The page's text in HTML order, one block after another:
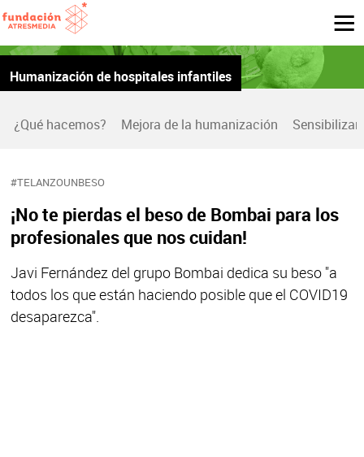
Humanización de hospitales infantiles
¿Qué hacemos? Mejora de la humanización Sensibilizar
#TELANZOUNBESO
¡No te pierdas el beso de Bombai para los
profesionales que nos cuidan!
Javi Fernández del grupo Bombai dedica su beso "a
todos los que están haciendo posible que el COVID19
desaparezca".